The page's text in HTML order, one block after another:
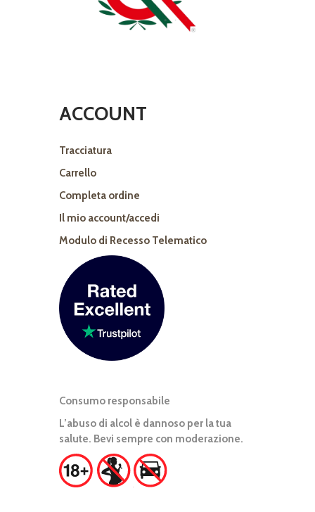
ACCOUNT
Tracciatura
Carrello
Completa ordine
Il mio account/accedi
Modulo di Recesso Telematico
Consumo responsabile
L’abuso di alcol è dannoso per la tua
salute. Bevi sempre con moderazione.